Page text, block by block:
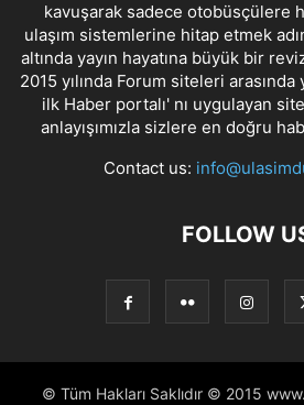
kavuşarak sadece otobüsçülere
ulaşım sistemlerine hitap etmek
altında yayın hayatına büyük bir
2015 yılında Forum siteleri
ilk Haber portalı' nı uygulayan
anlayışımızla sizlere en doğru
Contact us:
FOLLOW
© Tüm Hakları Saklıdır © 2015